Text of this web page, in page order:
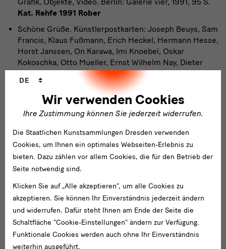
Grafik, Objekte, Video. Berlin: Galerie vier, 1991, 95 S.
Kat. Rehfe 1991 Rober
Schöne Grüße. Künstlerpostkarten: Joseph Beuys, Sam
Francis, Klaus Fußmann, Erich Heckel, Hermann Hesse,
Horst Janssen, On Karawa, Imi Knoebel, Oskar
Kokoschka, Otto Mueller, Ernst Wilhelm Nay, Dieter
Roth, Oskar Schlemmer, Karl Schmidt-Rottluff.
Düsseldorf: Galerie Ludorff, 2018, 79 S.
Kat. Düsse 2018 Schön
Wietek, Gerhard: Gemalte Künstlerpost. Karten und
München: Thiemig, 1977, 222 S.
K 100 Allg. 1977 Wiete
Zugehend auf eine Biennale des Friedens. Skulpturen,
Bilder, Mailart, Video, akustische Objekte,
Installationen. Hamburg: Kuratorium der Art-of-Peace-
Biennale, 1985, 175 S.
Kat. Hambu 1985 Zugeh
Wir verwenden Cookies
Ihre Zustimmung können Sie jederzeit widerrufen.
DE
Die Staatlichen Kunstsammlungen Dresden verwenden
Cookies, um Ihnen ein optimales Webseiten-Erlebnis zu
bieten. Dazu zählen vor allem Cookies, die für den Betrieb der
Seite notwendig sind.
Klicken Sie auf „Alle akzeptieren“, um alle Cookies zu
akzeptieren. Sie können Ihr Einverständnis jederzeit ändern
und widerrufen. Dafür steht Ihnen am Ende der Seite die
Schaltfläche "Cookie-Einstellungen" ändern zur Verfügung.
Funktionale Cookies werden auch ohne Ihr Einverständnis
weiterhin ausgeführt.